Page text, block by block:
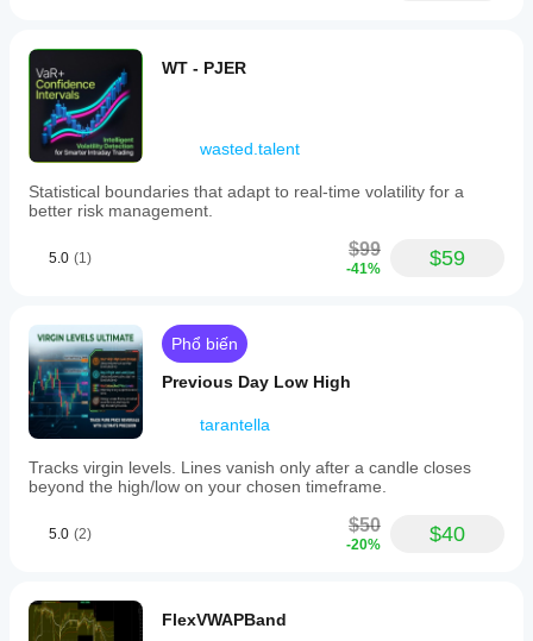
WT - PJER
wasted.talent
Statistical boundaries that adapt to real-time volatility for a
better risk management.
5.0 (1) $99
-41% $59
Phổ biến
Previous Day Low High
tarantella
Tracks virgin levels. Lines vanish only after a candle closes
beyond the high/low on your chosen timeframe.
5.0 (2) $50
-20% $40
FlexVWAPBand